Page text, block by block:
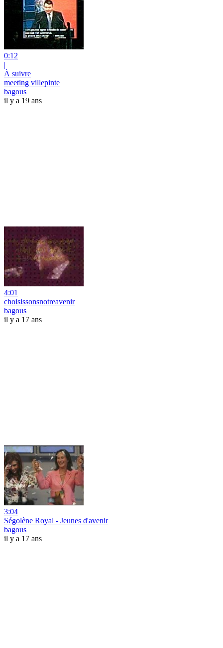
0:12
|
À suivre
meeting villepinte
bagous
il y a 19 ans
4:01
choisissonsnotreavenir
bagous
il y a 17 ans
3:04
Ségolène Royal - Jeunes d'avenir
bagous
il y a 17 ans